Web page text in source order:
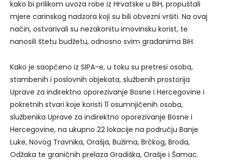
kako bi prilikom uvoza robe iz Hrvatske u BiH, propuštali
mjere carinskog nadzora koji su bili obvezni vršiti. Na ovaj
način, ostvarivali su nezakonitu imovinsku korist, te
nanosili štetu budžetu, odnosno svim građanima BiH.
Kako je saopćeno iz SIPA-e, u toku su pretresi osoba,
stambenih i poslovnih objekata, službenih prostorija
Uprave za indirektno oporezivanje Bosne i Hercegovine i
pokretnih stvari koje koristi 11 osumnjičenih osoba,
službenika Uprave za indirektno oporezivanje Bosne i
Hercegovine, na ukupno 22 lokacije na području Banje
Luke, Novog Travnika, Orašja, Bužima, Brčkog, Broda,
Odžaka te graničnih prelaza Gradiška, Orašje i Šamac.